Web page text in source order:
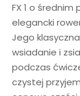
FX 1 o
elegancki
Jego
wsiadanie i
podczas
czystej